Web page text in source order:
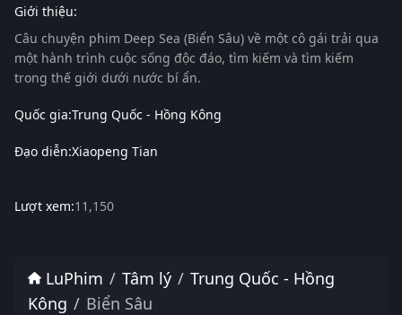
Giới thiệu:
Câu chuyện phim Deep Sea (Biển Sâu) về một cô gái trải qua
một hành trình cuộc sống độc đáo, tìm kiếm và tìm kiếm
trong thế giới dưới nước bí ẩn.
Quốc gia:Trung Quốc - Hồng Kông
Đạo diễn:Xiaopeng Tian
Lượt xem:11,150
LuPhim Tâm lý
Trung Quốc - Hồng
Kông
Biển Sâu